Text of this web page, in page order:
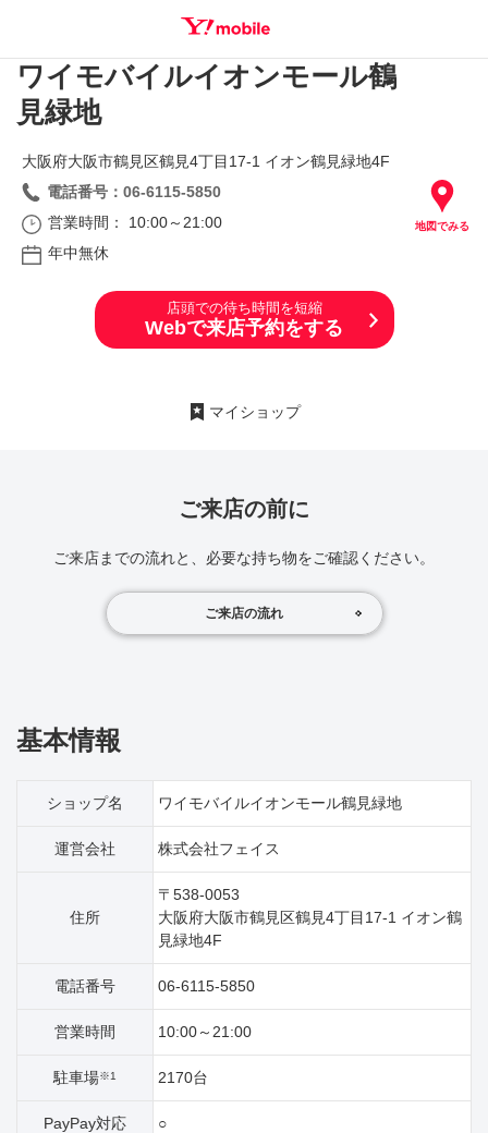
SEARCH
ワイモバイルイオンモール鶴
見緑地
地図でみる
大阪府大阪市鶴見区鶴見4丁目17‐1 イオン鶴見緑地4F
電話番号：06-6115-5850
営業時間： 10:00～21:00
年中無休
店頭での待ち時間を短縮
Webで来店予約をする
マイショップ
ご来店の前に
ご来店までの流れと、必要な持ち物をご確認ください。
ご来店の流れ
基本情報
ショップ名 ワイモバイルイオンモール鶴見緑地
運営会社 株式会社フェイス
住所
〒538-0053
大阪府大阪市鶴見区鶴見4丁目17‐1 イオン鶴
見緑地4F
電話番号 06-6115-5850
営業時間 10:00～21:00
駐車場※1 2170台
PayPay対応 ○